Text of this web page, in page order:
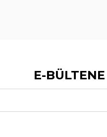
E-